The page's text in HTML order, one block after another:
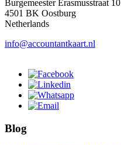
Burgemeester Erasmusstraat 10
4501 BK Oostburg
Netherlands
info@accountantkaart.nl
Blog